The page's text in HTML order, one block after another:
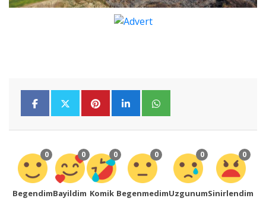
0
Begendim
0
Bayildim
0
Komik
0
Begenmedim
0
Uzgunum
0
Sinirlendim